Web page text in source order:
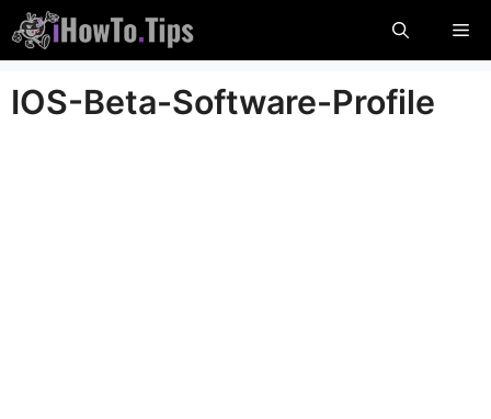
Überspringen
Sie
zu
Inhalten
IOS-Beta-Software-Profile